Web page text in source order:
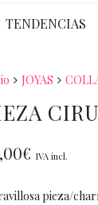
TENDENCIAS
JOYAS
€ IVA incl.
pieza/